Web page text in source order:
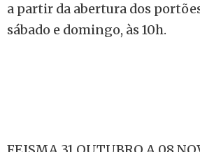
a partir da abertura dos
sábado e domingo, às 10h.